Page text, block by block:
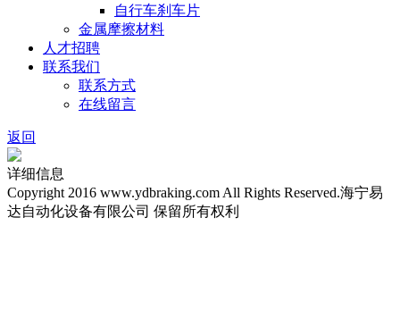
自行车刹车片
金属摩擦材料
人才招聘
联系我们
联系方式
在线留言
返回
详细信息
Copyright 2016 www.ydbraking.com All Rights Reserved.海宁易
达自动化设备有限公司 保留所有权利